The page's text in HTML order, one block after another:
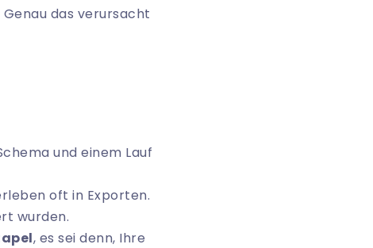
das verursacht
und einem Lauf
oft in Exporten.
wurden.
, es sei denn, Ihre